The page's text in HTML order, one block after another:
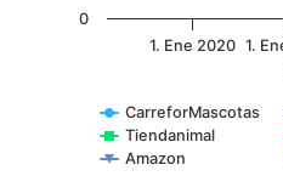
CarreforMascotas
Tiendanimal
Amazon
1. Ene 2020 1.
0